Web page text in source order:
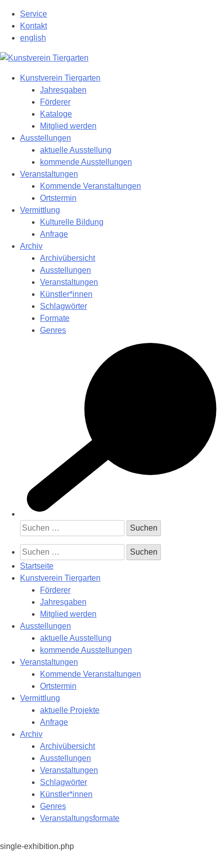
Hauptinhalt
springen
Service
Kontakt
english
Kunstverein Tiergarten
Jahresgaben
Förderer
Kataloge
Mitglied werden
Ausstellungen
aktuelle Ausstellung
kommende Ausstellungen
Veranstaltungen
Kommende Veranstaltungen
Ortstermin
Vermittlung
Kulturelle Bildung
Anfrage
Archiv
Archivübersicht
Ausstellungen
Veranstaltungen
Künstler*innen
Schlagwörter
Formate
Genres
Suchen
nach:
Suchen
nach:
Startseite
Kunstverein Tiergarten
Förderer
Jahresgaben
Mitglied werden
Ausstellungen
aktuelle Ausstellung
kommende Ausstellungen
Veranstaltungen
Kommende Veranstaltungen
Ortstermin
Vermittlung
aktuelle Projekte
Anfrage
Archiv
Archivübersicht
Ausstellungen
Veranstaltungen
Schlagwörter
Künstler*innen
Genres
Veranstaltungsformate
single-exhibition.php